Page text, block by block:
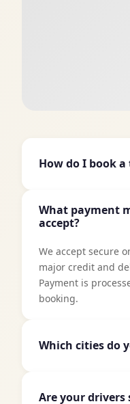
How do I book a
booking form
and destination,
choose your
instant price
booking.
What payment
accept?
We accept secure
major credit and
Payment is
booking.
Which cities do
including
Are your drivers